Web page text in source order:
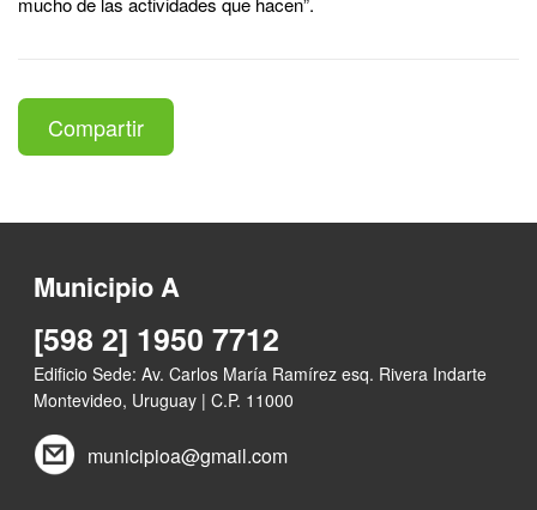
Compartir
Municipio A
[598 2] 1950 7712
Edificio Sede: Av. Carlos María Ramírez esq. Rivera Indarte
Montevideo, Uruguay | C.P. 11000
municipioa@gmail.com